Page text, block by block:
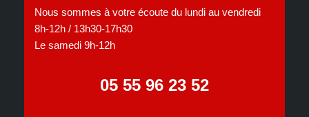
Nous sommes à votre écoute du lundi au vendredi
8h-12h / 13h30-17h30
Le samedi 9h-12h
05 55 96 23 52